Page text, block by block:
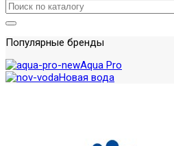
Популярные бренды
Aqua Pro
Новая вода